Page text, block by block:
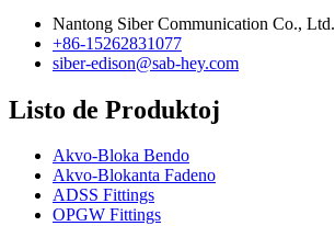
Nantong Siber Communication Co., Ltd.
+86-15262831077
siber-edison@sab-hey.com
Listo de Produktoj
Akvo-Bloka Bendo
Akvo-Blokanta Fadeno
ADSS Fittings
OPGW Fittings